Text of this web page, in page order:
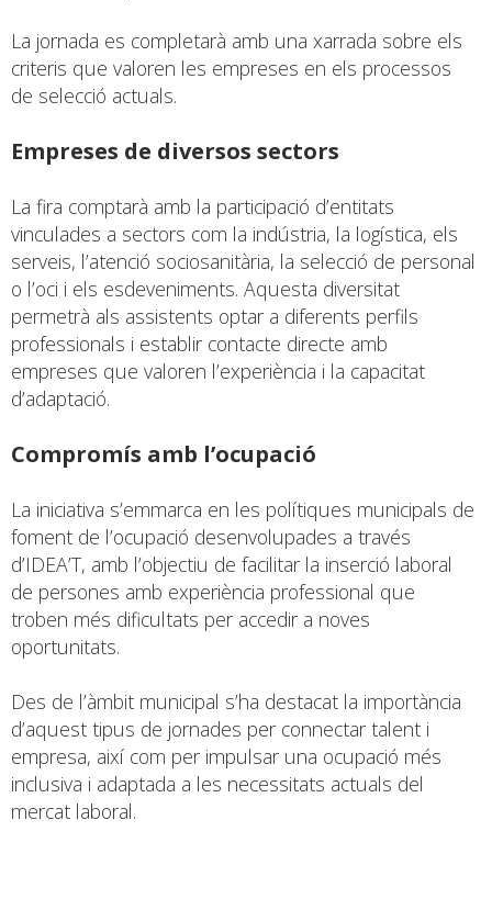
La jornada es completarà amb una xarrada sobre els
criteris que valoren les empreses en els processos
de selecció actuals.
Empreses de diversos sectors
La fira comptarà amb la participació d’entitats
vinculades a sectors com la indústria, la logística, els
serveis, l’atenció sociosanitària, la selecció de personal
o l’oci i els esdeveniments. Aquesta diversitat
permetrà als assistents optar a diferents perfils
professionals i establir contacte directe amb
empreses que valoren l’experiència i la capacitat
d’adaptació.
Compromís amb l’ocupació
La iniciativa s’emmarca en les polítiques municipals de
foment de l’ocupació desenvolupades a través
d’IDEA’T, amb l’objectiu de facilitar la inserció laboral
de persones amb experiència professional que
troben més dificultats per accedir a noves
oportunitats.
Des de l’àmbit municipal s’ha destacat la importància
d’aquest tipus de jornades per connectar talent i
empresa, així com per impulsar una ocupació més
inclusiva i adaptada a les necessitats actuals del
mercat laboral.